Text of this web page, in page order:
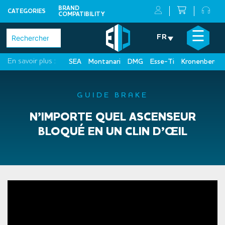
CATEGORIES
BRAND
COMPATIBILITY
Skip
content
Rechercher : FR ☰
En savoir plus : SEA Montanari DMG Esse-Ti Kronenberg
×
GUIDE BRAKE
N’IMPORTE QUEL ASCENSEUR
BLOQUÉ EN UN CLIN D’ŒIL